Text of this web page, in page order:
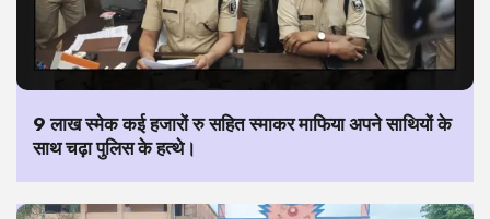
9 लाख स्मेक कई हजारों रु सहित स्माकर माफिया अपने साथियों के
साथ चढ़ा पुलिस के हत्थे।